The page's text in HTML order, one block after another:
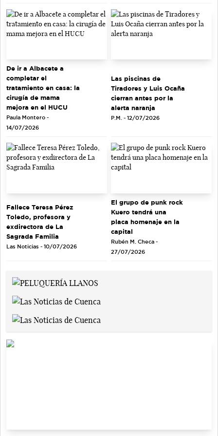
De ir a Albacete a
completar el
tratamiento en casa: la
cirugía de mama
mejora en el HUCU
Paula Montero -
14/07/2026
Las piscinas de
Tiradores y Luis Ocaña
cierran antes por la
alerta naranja
P.M. - 12/07/2026
Fallece Teresa Pérez
Toledo, profesora y
exdirectora de La
Sagrada Familia
Las Noticias - 10/07/2026
El grupo de punk rock
Kuero tendrá una
placa homenaje en la
capital
Rubén M. Checa -
27/07/2026